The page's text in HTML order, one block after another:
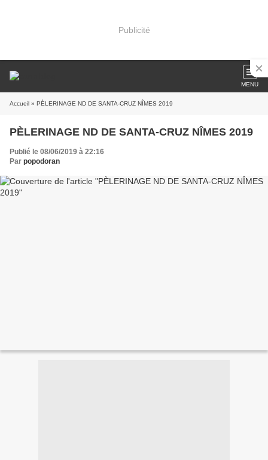
Publicité
MENU
Accueil » PÈLERINAGE ND DE SANTA-CRUZ NÎMES 2019
PÈLERINAGE ND DE SANTA-CRUZ NÎMES 2019
Publié le 08/06/2019 à 22:16
Par popodoran